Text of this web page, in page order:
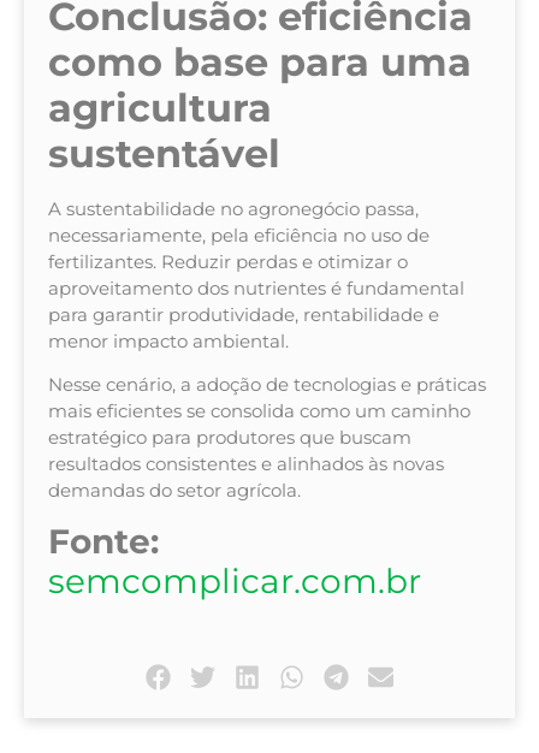
Conclusão: eficiência
como base para uma
agricultura
sustentável
A sustentabilidade no agronegócio passa,
necessariamente, pela eficiência no uso de
fertilizantes. Reduzir perdas e otimizar o
aproveitamento dos nutrientes é fundamental
para garantir produtividade, rentabilidade e
menor impacto ambiental.
Nesse cenário, a adoção de tecnologias e práticas
mais eficientes se consolida como um caminho
estratégico para produtores que buscam
resultados consistentes e alinhados às novas
demandas do setor agrícola.
Fonte:
semcomplicar.com.br